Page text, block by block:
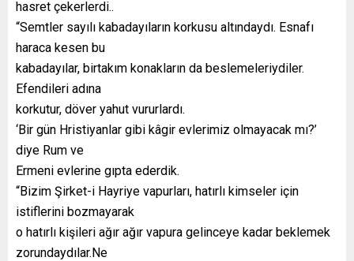
hasret çekerlerdi..
“Semtler sayılı kabadayıların korkusu altındaydı. Esnafı
haraca kesen bu
kabadayılar, birtakım konakların da beslemeleriydiler.
Efendileri adına
korkutur, döver yahut vururlardı.
‘Bir gün Hristiyanlar gibi kâgir evlerimiz olmayacak mı?’
diye Rum ve
Ermeni evlerine gıpta ederdik.
“Bizim Şirket-i Hayriye vapurları, hatırlı kimseler için
istiflerini bozmayarak
o hatırlı kişileri ağır ağır vapura gelinceye kadar beklemek
zorundaydılar.Ne